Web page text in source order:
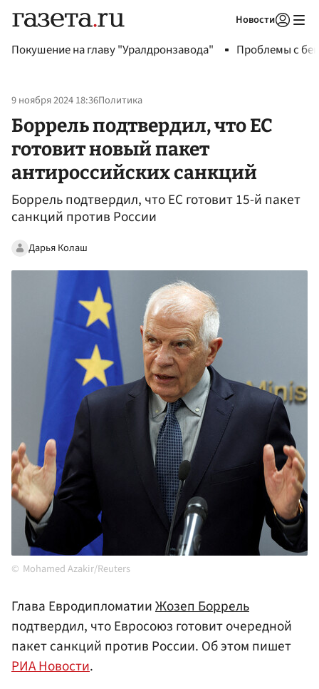
Новости
Покушение на главу "Уралдронзавода" Проблемы с
9 ноября 2024 18:36Политика
Боррель подтвердил, что ЕС
готовит новый пакет
антироссийских санкций
Боррель подтвердил, что ЕС готовит 15-й пакет
санкций против России
Дарья Колаш
Mohamed Azakir/Reuters
Глава ЕвродипломатииЖозеп Боррель
подтвердил, что Евросоюз готовит очередной
пакет санкций против России. Об этом пишет
РИА Новости.